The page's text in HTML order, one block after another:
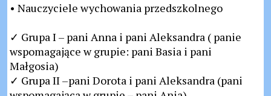
• Nauczyciele wychowania przedszkolnego
✓ Grupa I – pani Anna i pani Aleksandra ( panie
wspomagające w grupie: pani Basia i pani
Małgosia)
✓ Grupa II –pani Dorota i pani Aleksandra (pani